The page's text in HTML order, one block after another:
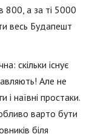
800, а за ті 5000
весь Будапешт
скільки існує
Але не
і наївні простаки.
варто бути
біля